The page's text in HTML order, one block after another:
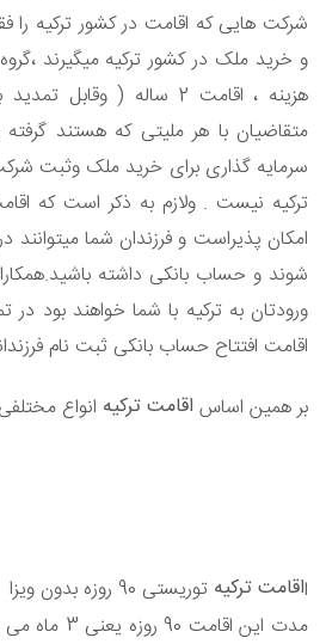
شرکت هایی که اقامت در کشور ترکیه
و خرید ملک در کشور ترکیه میگیرند
هزینه ، اقامت 2 ساله (
متقاضیان با هر ملیتی که هستند
سرمایه گذاری برای خرید ملک وثبت
ترکیه نیست . ولازم به ذکر است که
امکان پذیراست و فرزندان شما
شوند و حساب بانکی داشته
ورودتان به ترکیه با شما خواهند بود در
اقامت افتتاح حساب بانکی ثبت نام
بر همین اساس اقامت ترکیه انواع
ااقامت ترکیه توریستی 90 روزه بدون ویزا
مدت این اقامت 90 روزه یعنی 3 ماه می باشد برای این نوع